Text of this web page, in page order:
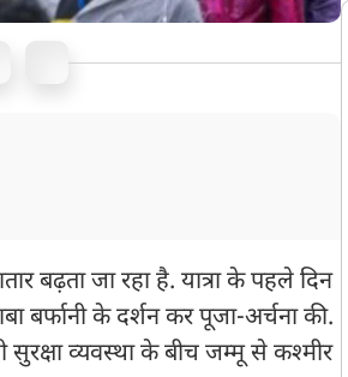
बढ़ता जा रहा है. यात्रा के पहले दिन
के दर्शन कर पूजा-अर्चना की.
व्यवस्था के बीच जम्मू से कश्मीर